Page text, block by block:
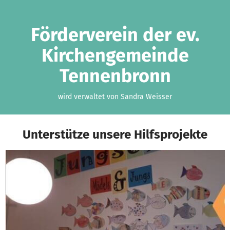
Förderverein der ev.
Kirchengemeinde
Tennenbronn
wird verwaltet von Sandra Weisser
Unterstütze unsere Hilfsprojekte